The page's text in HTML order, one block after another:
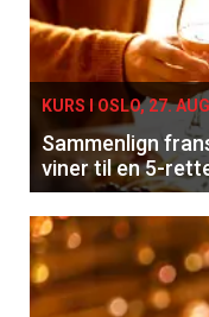
KURS I OSLO, 27.
Sammenlign
viner til en 5-